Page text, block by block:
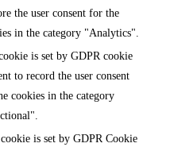
the user consent for the
in the category "Analytics".
is set by GDPR cookie
to record the user consent
cookies in the category
is set by GDPR Cookie